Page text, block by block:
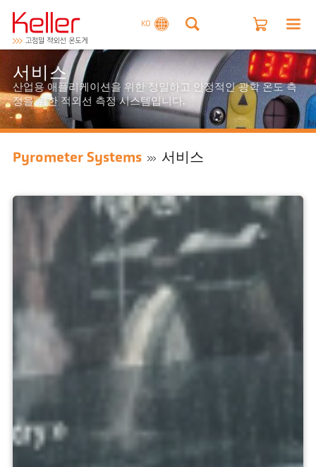
KO
서비스
산업용 애플리케이션을 위한 정밀하고 안정적인 광학 온도 측
정을 위한 적외선 측정 시스템입니다.
Pyrometer Systems 서비스